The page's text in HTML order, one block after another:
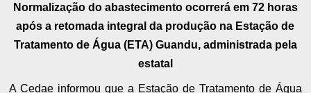
Normalização do abastecimento ocorrerá em 72 horas
após a retomada integral da produção na Estação de
Tratamento de Água (ETA) Guandu, administrada pela
estatal
A Cedae informou que a Estação de Tratamento de Água